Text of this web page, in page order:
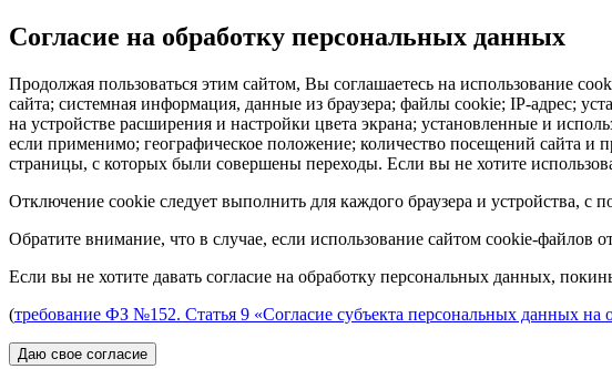
Согласие на обработку персональных данных
Продолжая пользоваться этим сайтом, Вы соглашаетесь на использование
сайта; системная информация, данные из браузера; файлы cookie; IP-адрес;
на устройстве расширения и настройки цвета экрана; установленные и
если применимо; географическое положение; количество посещений сайта и
страницы, с которых были совершены переходы. Если вы не хотите
Отключение cookie следует выполнить для каждого браузера и устройства, с
Обратите внимание, что в случае, если использование сайтом cookie-
Если вы не хотите давать согласие на обработку персональных данных,
(требование ФЗ №152. Статья 9 «Согласие субъекта персональных данных на